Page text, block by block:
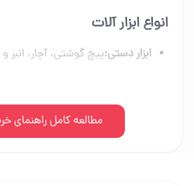
انواع ابزار آلات
ابزار دستی:پیچ گوشتی، آچار،
کمپرسور، میخکوب و
مطالعه کامل راهنمای